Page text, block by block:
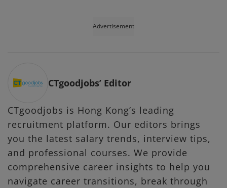
Advertisement
CTgoodjobs’ Editor
CTgoodjobs is Hong Kong’s leading
recruitment platform. Our editors brings
you the latest salary trends, interview tips,
and professional courses. We provide
comprehensive career insights to help you
navigate career transitions, break through